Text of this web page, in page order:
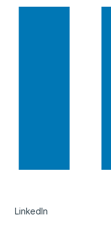
LinkedIn